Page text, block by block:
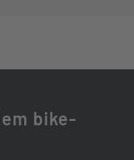
bike-